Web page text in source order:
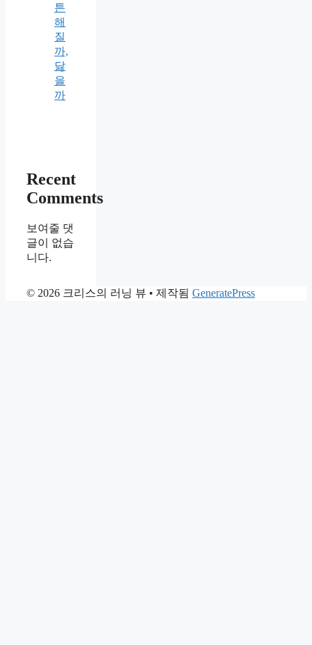
튼
해
질
까,
닳
을
까
Recent
Comments
보여줄 댓
글이 없습
니다.
© 2026 크리스의 러닝 뷰 • 제작됨 GeneratePress